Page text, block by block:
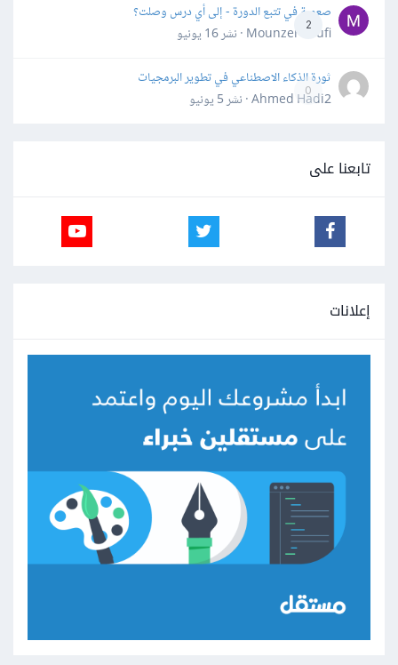
2
صعوبة في تتبع الدورة - إلى أي درس وصلت؟
Mounzer Soufi · نشر
16 يونيو
0
ثورة الذكاء الاصطناعي في تطوير البرمجيات
Ahmed Hadi2 · نشر
5 يونيو
تابعنا على
إعلانات